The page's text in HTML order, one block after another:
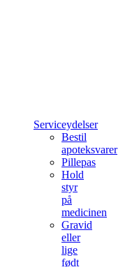
Serviceydelser
Bestil
apoteksvarer
Pillepas
Hold
styr
på
medicinen
Gravid
eller
lige
født